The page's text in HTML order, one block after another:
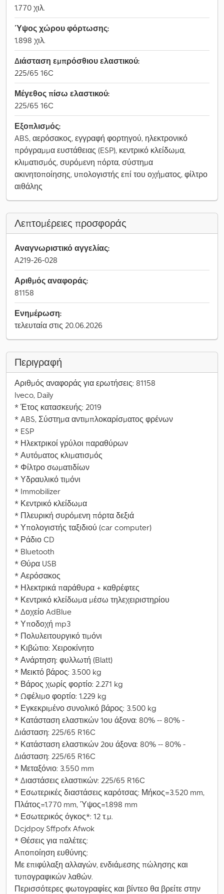
1.770 χιλ.
Ύψος χώρου φόρτωσης:
1.898 χιλ.
Διάσταση εμπρόσθιου ελαστικού:
225/65 16C
Μέγεθος πίσω ελαστικού:
225/65 16C
Εξοπλισμός:
ABS, αερόσακος, εγγραφή φορτηγού, ηλεκτρονικό
πρόγραμμα ευστάθειας (ESP), κεντρικό κλείδωμα,
κλιματισμός, συρόμενη πόρτα, σύστημα
ακινητοποίησης, υπολογιστής επί του οχήματος, φίλτρο
αιθάλης
Λεπτομέρειες προσφοράς
Αναγνωριστικό αγγελίας:
A219-26-028
Αριθμός αναφοράς:
81158
Ενημέρωση:
τελευταία στις 20.06.2026
Περιγραφή
Αριθμός αναφοράς για ερωτήσεις: 81158
Iveco, Daily
* Έτος κατασκευής: 2019
* ABS, Σύστημα αντιμπλοκαρίσματος φρένων
* ESP
* Ηλεκτρικοί γρύλοι παραθύρων
* Αυτόματος κλιματισμός
* Φίλτρο σωματιδίων
* Υδραυλικό τιμόνι
* Immobilizer
* Κεντρικό κλείδωμα
* Πλευρική συρόμενη πόρτα δεξιά
* Υπολογιστής ταξιδιού (car computer)
* Ράδιο CD
* Bluetooth
* Θύρα USB
* Αερόσακος
* Ηλεκτρικά παράθυρα + καθρέφτες
* Κεντρικό κλείδωμα μέσω τηλεχειριστηρίου
* Δοχείο AdBlue
* Υποδοχή mp3
* Πολυλειτουργικό τιμόνι
* Κιβώτιο: Χειροκίνητο
* Ανάρτηση: φυλλωτή (Blatt)
* Μεικτό βάρος: 3.500 kg
* Βάρος χωρίς φορτίο: 2.271 kg
* Ωφέλιμο φορτίο: 1.229 kg
* Εγκεκριμένο συνολικό βάρος: 3.500 kg
* Κατάσταση ελαστικών 1ου άξονα: 80% -- 80% -
Διάσταση: 225/65 R16C
* Κατάσταση ελαστικών 2ου άξονα: 80% -- 80% -
Διάσταση: 225/65 R16C
* Μεταξόνιο: 3.550 mm
* Διαστάσεις ελαστικών: 225/65 R16C
* Εσωτερικές διαστάσεις καρότσας: Μήκος=3.520 mm,
Πλάτος=1.770 mm, Ύψος=1.898 mm
* Εσωτερικός όγκος*: 12 τ.μ.
Dcjdpoy Sffpofx Afwok
* Θέσεις για παλέτες:
Αποποίηση ευθύνης:
Με επιφύλαξη αλλαγών, ενδιάμεσης πώλησης και
τυπογραφικών λαθών.
Περισσότερες φωτογραφίες και βίντεο θα βρείτε στην